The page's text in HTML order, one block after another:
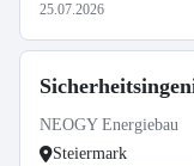
25.07.2026
NEOGY Energiebau
Steiermark